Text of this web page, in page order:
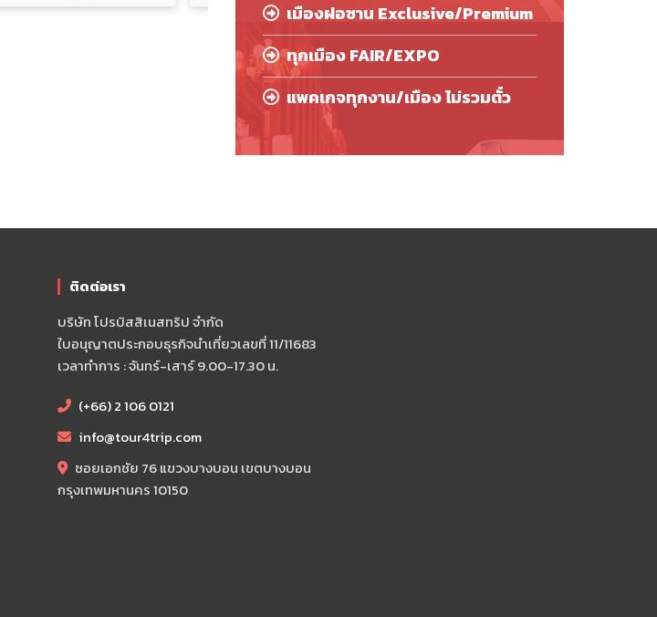
เมืองฝอซาน Exclusive/Premium
ทุกเมือง FAIR/EXPO
แพคเกจทุกงาน/เมือง ไม่รวมตั๋ว
ติดต่อเรา
บริษัท โปรบิสสิเนสทริป จำกัด
ใบอนุญาตประกอบธุรกิจนำเที่ยวเลขที่ 11/11683
เวลาทำการ : จันทร์-เสาร์ 9.00-17.30 น.
(+66) 2 106 0121
info@tour4trip.com
ซอยเอกชัย 76 แขวงบางบอน เขตบางบอน
กรุงเทพมหานคร 10150